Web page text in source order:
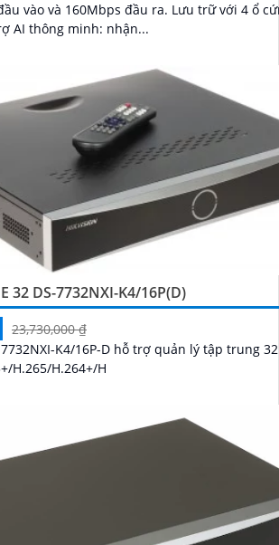
đầu ra. Lưu trữ với 4 ổ cứng tối đa
ổ. Hỗ trợ AI thông minh: nhận...
32 DS-7732NXI-K4/16P(D)
23,730,000 ₫
K4/16P-D hỗ trợ quản lý tập trung
H.265/H.264+/H